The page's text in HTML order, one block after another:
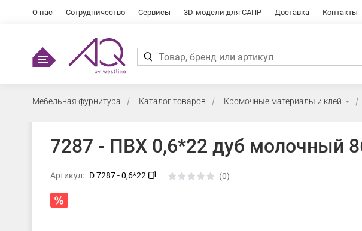
О нас Сотрудничество Сервисы 3D-модели для САПР Доставка Контакты
Мебельная фурнитура Каталог товаров Кромочные материалы и клей
7287 - ПВХ 0,6*22 дуб молочный
Артикул: D 7287 - 0,6*22 (0)